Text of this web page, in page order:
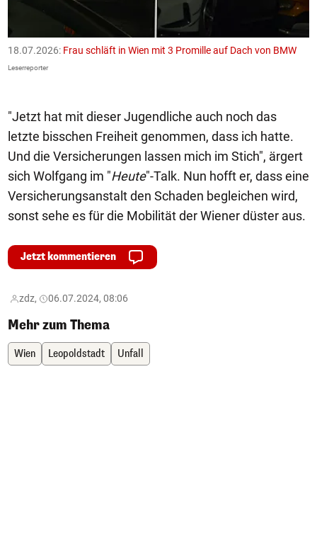
18.07.2026: Frau schläft in Wien mit 3 Promille auf Dach von BMW
Leserreporter
"Jetzt hat mit dieser Jugendliche auch noch das
letzte bisschen Freiheit genommen, dass ich hatte.
Und die Versicherungen lassen mich im Stich", ärgert
sich Wolfgang im "Heute"-Talk. Nun hofft er, dass eine
Versicherungsanstalt den Schaden begleichen wird,
sonst sehe es für die Mobilität der Wiener düster aus.
Jetzt kommentieren
zdz, 06.07.2024, 08:06
Mehr zum Thema
Wien Leopoldstadt Unfall